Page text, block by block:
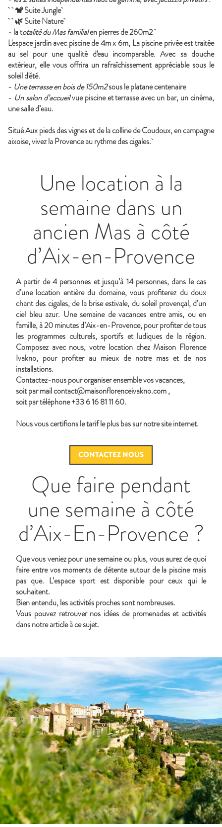
🐒Suite Jungle
🌿Suite Nature
- la totalité duMas familialen pierres de 260m2
L'espace jardin avec piscine de 4m x 6m, La piscine privée est traitée
au sel pour une qualité d'eau incomparable. Avec sa douche
extérieur, elle vous offrira un rafraîchissement appréciable sous le
soleil d'été.
- Une terrasse en bois de 150m2sous le platane centenaire
- Un salon d’accueilvue piscine et terrasse avec un bar, un cinéma,
une salle d’eau.
Situé Aux pieds des vignes et de la colline de Coudoux, en campagne
aixoise, vivez la Provence au rythme des cigales.
Une location à la
semaine dans un
ancien Mas à côté
d’Aix-en-Provence
A partir de 4 personnes et jusqu’à 14 personnes, dans le cas
d’une location entière du domaine, vous profiterez du doux
chant des cigales, de la brise estivale, du soleil provençal, d’un
ciel bleu azur. Une semaine de vacances entre amis, ou en
famille, à 20 minutes d’Aix-en-Provence, pour profiter de tous
les programmes culturels, sportifs et ludiques de la région.
Composez avec nous, votre location chez Maison Florence
Ivakno, pour profiter au mieux de notre mas et de nos
installations.
Contactez-nouspour organiser ensemble vos vacances,
soit par mailcontact@maisonflorenceivakno.com,
soit par téléphone +33 6 16 81 11 60.
Nous vous certifions le tarif le plus bas sur notresite internet.
CONTACTEZ NOUS
Que faire pendant
une semaine à côté
d’Aix-En-Provence ?
Que vous veniez pour une semaine ou plus, vous aurez de quoi
faire entre vos moments de détente autour de la piscine mais
pas que. L’espace sport est disponible pour ceux qui le
souhaitent.
Bien entendu, les activités proches sont nombreuses.
Vous pouvez retrouver nos idées de promenades et activités
dans notrearticleà ce sujet.